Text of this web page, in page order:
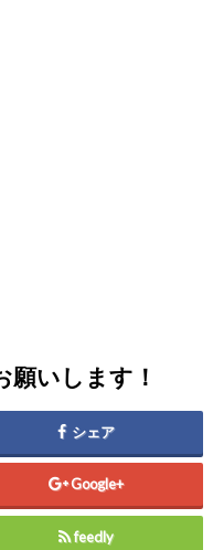
願いします！
シェア
Google+
feedly